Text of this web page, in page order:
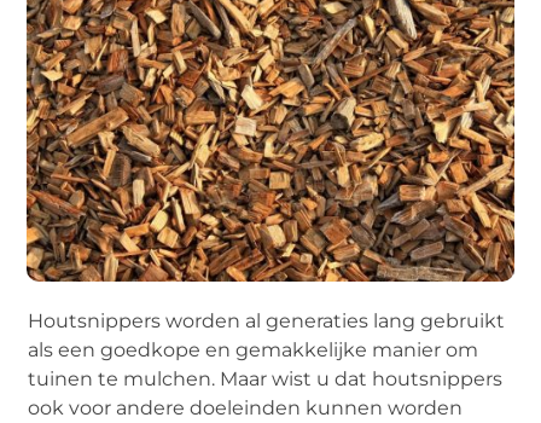
Houtsnippers worden al generaties lang gebruikt
als een goedkope en gemakkelijke manier om
tuinen te mulchen. Maar wist u dat houtsnippers
ook voor andere doeleinden kunnen worden